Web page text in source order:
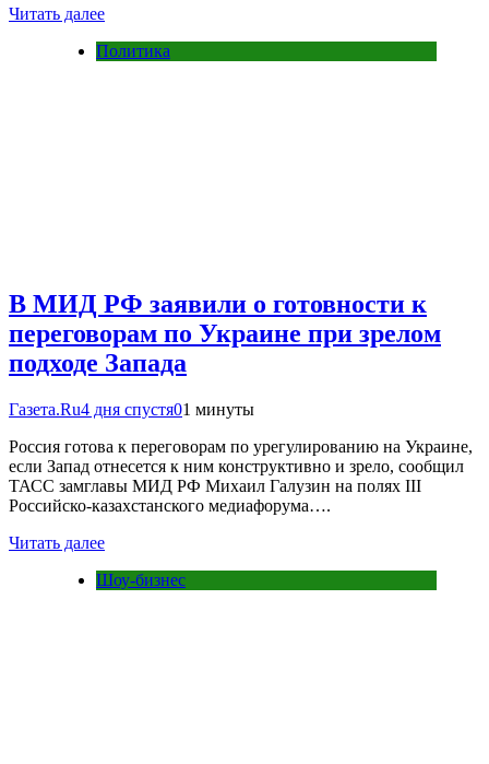
Читать далее
Политика
В МИД РФ заявили о готовности к
переговорам по Украине при зрелом
подходе Запада
Газета.Ru4 дня спустя01 минуты
Россия готова к переговорам по урегулированию на Украине,
если Запад отнесется к ним конструктивно и зрело, сообщил
ТАСС замглавы МИД РФ Михаил Галузин на полях III
Российско-казахстанского медиафорума….
Читать далее
Шоу-бизнес